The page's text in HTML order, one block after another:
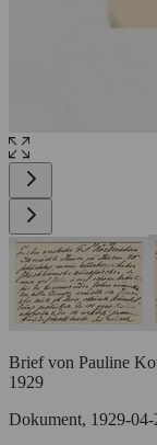
Brief von Pauline
1929
Dokument, 1929-04-